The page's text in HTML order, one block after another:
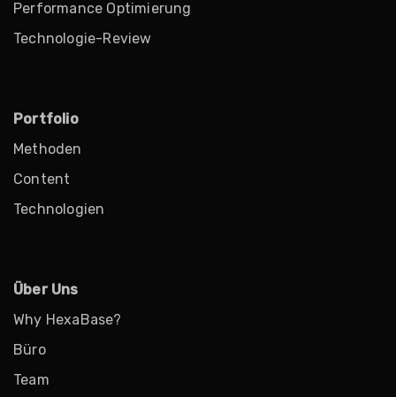
Performance Optimierung
Technologie-Review
Portfolio
Methoden
Content
Technologien
Über Uns
Why HexaBase?
Büro
Team